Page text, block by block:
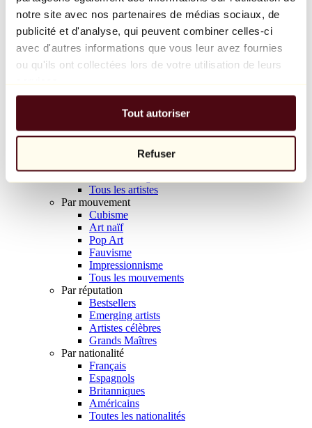
notre site avec nos partenaires de médias sociaux, de
publicité et d'analyse, qui peuvent combiner celles-ci
avec d'autres informations que vous leur avez fournies
ou qu'ils ont collectées lors de votre utilisation de leurs
Tout autoriser
Refuser
Balloon Dog (Orange)
Jeff Koons
10 000 €
Parcourir
Tous les sculpteurs
Tous les photographes
Tous les artistes
Par mouvement
Cubisme
Art naïf
Pop Art
Fauvisme
Impressionnisme
Tous les mouvements
Par réputation
Bestsellers
Emerging artists
Artistes célèbres
Grands Maîtres
Par nationalité
Français
Espagnols
Britanniques
Américains
Toutes les nationalités